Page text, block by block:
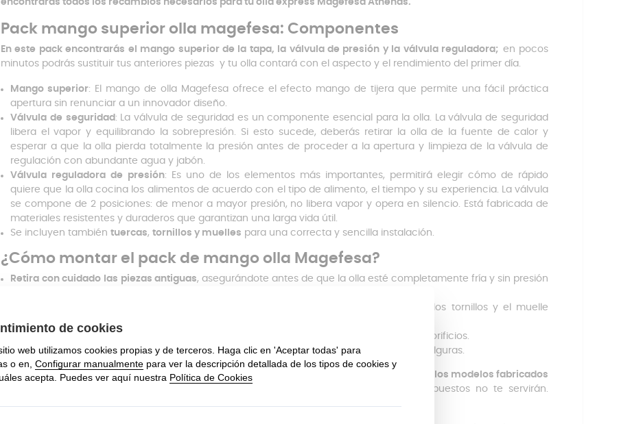
Pack mango superior olla magefesa: Componentes
En este pack encontrarás el mango superior de la tapa, la válvula de presión y la válvula reguladora; en pocos
minutos podrás sustituir tus anteriores piezas y tu olla contará con el aspecto y el rendimiento del primer día.
Mango superior: El mango de olla Magefesa ofrece el efecto mango de tijera que permite una fácil práctica
apertura sin renunciar a un innovador diseño.
Válvula de seguridad : La válvula de seguridad es un componente esencial para la olla. La válvula de seguridad
libera el vapor y equilibrando la sobrepresión. Si esto sucede, deberás retirar la olla de la fuente de calor y
esperar a que la olla pierda totalmente la presión antes de proceder a la apertura y limpieza de la válvula de
regulación con abundante agua y jabón.
Válvula reguladora de presión: Es uno de los elementos más importantes, permitirá elegir cómo de rápido
quiere que la olla cocina los alimentos de acuerdo con el tipo de alimento, el tiempo y su experiencia. La válvula
se compone de 2 posiciones: de menor a mayor presión, no libera vapor y opera en silencio. Está fabricada de
materiales resistentes y duraderos que garantizan una larga vida útil.
Se incluyen también tuercas, tornillos y muelles para una correcta y sencilla instalación.
¿Cómo montar el pack de mango olla Magefesa?
Retira con cuidado las piezas antiguas, asegurándote antes de que la olla esté completamente fría y sin presión
, encaja las piezas y fíjalo usando los tornillos y el muelle
incluidos.
. Enróscalas en sus respectivos orificios.
Por ultimo, comprueba que todas las piezas han quedado bien fijadasy no presentan holguras.
Estos accesorios soncompatibles con la olla express Magefesa Athenas
con los modelos fabricados
. Si tu olla a presión pertenece a una fabricación anterior, estos repuestos no te servirán.